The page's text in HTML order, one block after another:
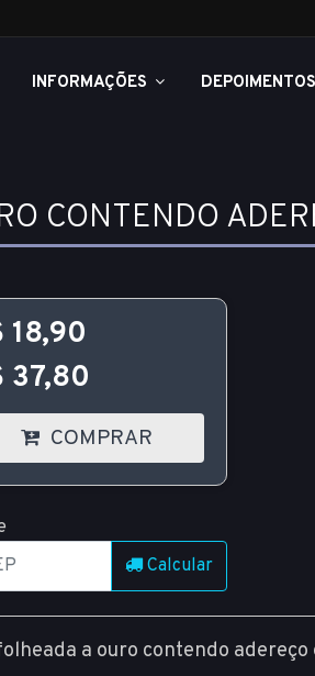
INFORMAÇÕES DEPOIMENTOS
CONTENDO
18,90
37,80
COMPRAR
Calcular
a ouro contendo